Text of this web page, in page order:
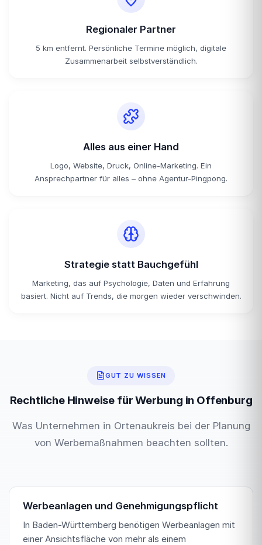
Regionaler Partner
5 km entfernt. Persönliche Termine möglich, digitale
Zusammenarbeit selbstverständlich.
Alles aus einer Hand
Logo, Website, Druck, Online-Marketing. Ein
Ansprechpartner für alles – ohne Agentur-Pingpong.
Strategie statt Bauchgefühl
Marketing, das auf Psychologie, Daten und Erfahrung
basiert. Nicht auf Trends, die morgen wieder verschwinden.
GUT ZU WISSEN
Rechtliche Hinweise für Werbung in Offenburg
Was Unternehmen in Ortenaukreis bei der Planung
von Werbemaßnahmen beachten sollten.
Werbeanlagen und Genehmigungspflicht
In Baden-Württemberg benötigen Werbeanlagen mit
einer Ansichtsfläche von mehr als einem